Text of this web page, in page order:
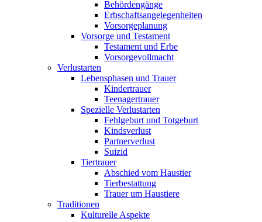
Behördengänge
Erbschaftsangelegenheiten
Vorsorgeplanung
Vorsorge und Testament
Testament und Erbe
Vorsorgevollmacht
Verlustarten
Lebensphasen und Trauer
Kindertrauer
Teenagertrauer
Spezielle Verlustarten
Fehlgeburt und Totgeburt
Kindsverlust
Partnerverlust
Suizid
Tiertrauer
Abschied vom Haustier
Tierbestattung
Trauer um Haustiere
Traditionen
Kulturelle Aspekte